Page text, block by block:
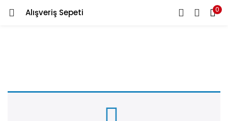
Alışveriş Sepeti 0
Ara
GIRIŞ YAP KAYDOL